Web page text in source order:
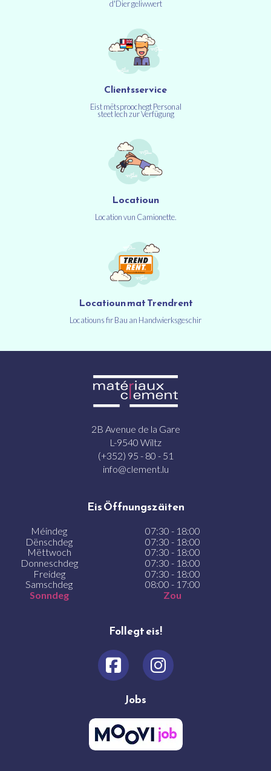
d'Dier geliwwert
Clientsservice
Eist mëtsproochegt Personal
steet Iech zur Verfügung
Locatioun
Location vun Camionette.
Locatioun mat Trendrent
Locatiouns fir Bau an Handwierksgeschir
2B Avenue de la Gare
L-9540 Wiltz
(+352) 95 - 80 - 51
info@clement.lu
Eis Öffnungszäiten
Méindeg
07:30 - 18:00
Dënschdeg
07:30 - 18:00
Mëttwoch
07:30 - 18:00
Donneschdeg
07:30 - 18:00
Freideg
07:30 - 18:00
Samschdeg
08:00 - 17:00
Sonndeg
Zou
Follegt eis!
Jobs